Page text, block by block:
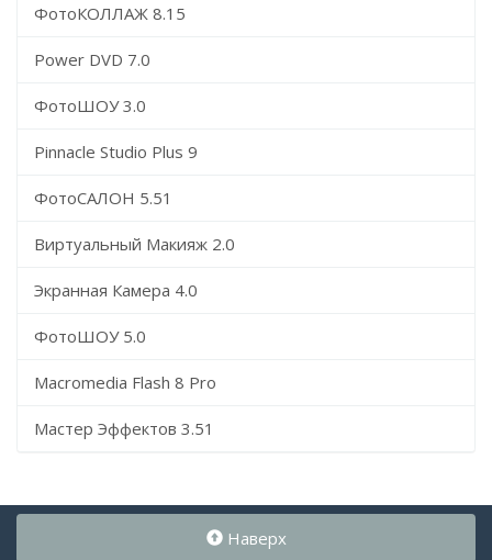
ФотоКОЛЛАЖ 8.15
Power DVD 7.0
ФотоШОУ 3.0
Pinnacle Studio Plus 9
ФотоСАЛОН 5.51
Виртуальный Макияж 2.0
Экранная Камера 4.0
ФотоШОУ 5.0
Macromedia Flash 8 Pro
Мастер Эффектов 3.51
Наверх